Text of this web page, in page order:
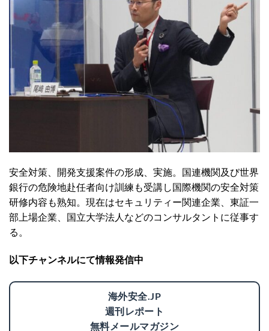
安全対策、開発支援案件の形成、実施。国連機関及び世界
銀行の危険地赴任者向け訓練も受講し国際機関の安全対策
研修内容も熟知。現在はセキュリティー関連企業、東証一
部上場企業、国立大学法人などのコンサルタントに従事す
る。
以下チャンネルにて情報発信中
海外安全.JP
週刊レポート
無料メールマガジン